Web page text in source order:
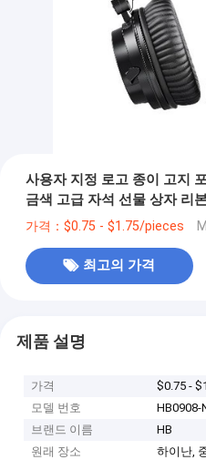
사용자 지정 로고 종이 고지
금색 고급 자석 선물 상자 리
가격：$0.75 - $1.75/pieces
최고의 가격
제품 설명
가격
$0.75 -
모델 번호
HB0908-
브랜드 이름
HB
원래 장소
하이난,